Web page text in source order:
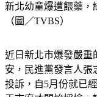
新北幼童爆遭餵藥，
（圖／TVBS）
近日新北市爆發嚴重
安，民進黨發言人張
投訴，自5月份就已